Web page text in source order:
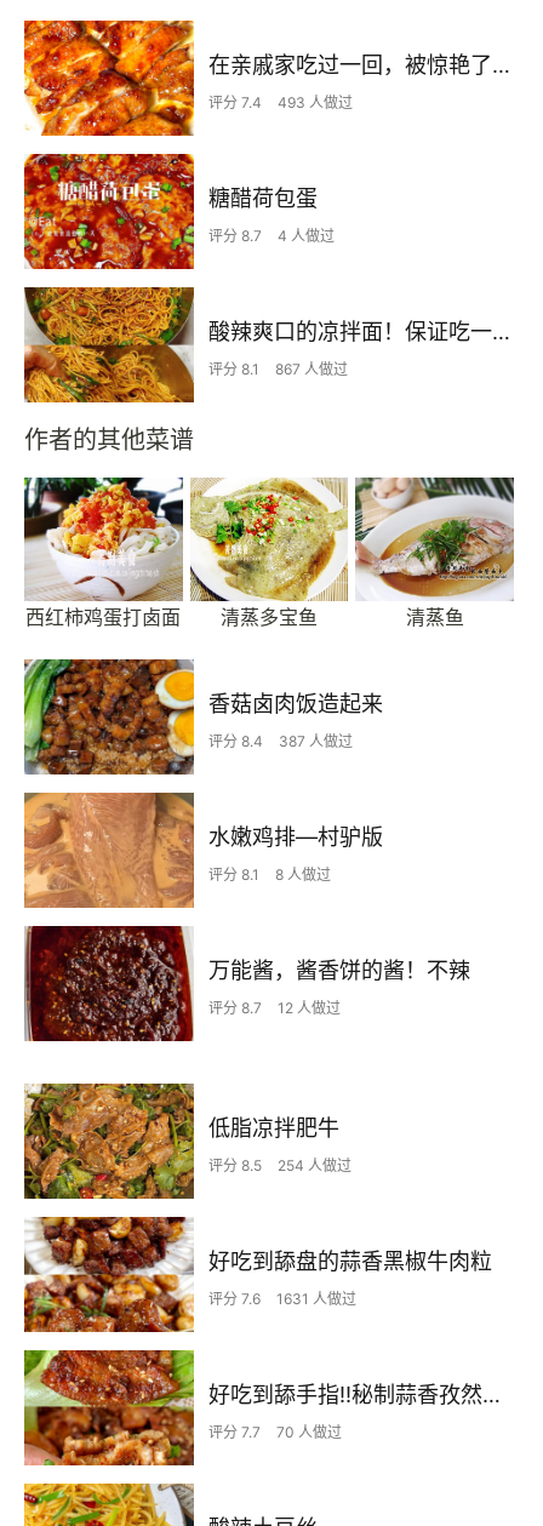
在亲戚家吃过一回，被惊艳了…
评分 7.4 493 人做过
糖醋荷包蛋
评分 8.7 4 人做过
酸辣爽口的凉拌面！保证吃一次就上瘾
评分 8.1 867 人做过
作者的其他菜谱
西红柿鸡蛋打卤面 清蒸多宝鱼 清蒸鱼
香菇卤肉饭造起来
评分 8.4 387 人做过
水嫩鸡排—村驴版
评分 8.1 8 人做过
万能酱，酱香饼的酱！不辣
评分 8.7 12 人做过
低脂凉拌肥牛
评分 8.5 254 人做过
好吃到舔盘的蒜香黑椒牛肉粒
评分 7.6 1631 人做过
好吃到舔手指‼️秘制蒜香孜然烤五花肉～
评分 7.7 70 人做过